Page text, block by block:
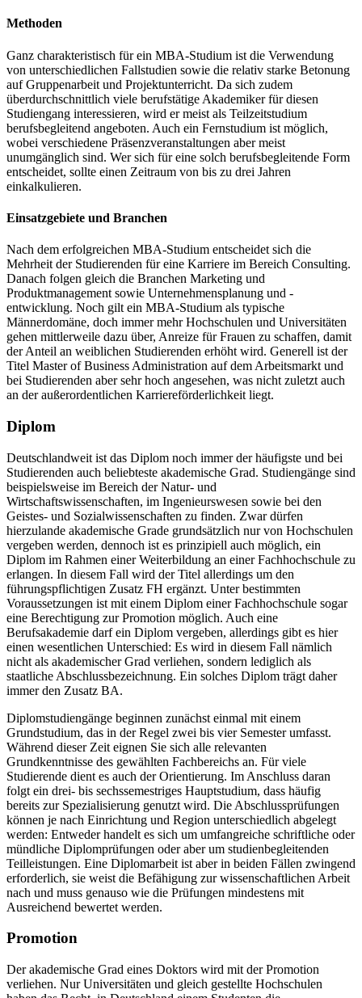
Methoden
Ganz charakteristisch für ein MBA-Studium ist die Verwendung
von unterschiedlichen Fallstudien sowie die relativ starke Betonung
auf Gruppenarbeit und Projektunterricht. Da sich zudem
überdurchschnittlich viele berufstätige Akademiker für diesen
Studiengang interessieren, wird er meist als Teilzeitstudium
berufsbegleitend angeboten. Auch ein Fernstudium ist möglich,
wobei verschiedene Präsenzveranstaltungen aber meist
unumgänglich sind. Wer sich für eine solch berufsbegleitende Form
entscheidet, sollte einen Zeitraum von bis zu drei Jahren
einkalkulieren.
Einsatzgebiete und Branchen
Nach dem erfolgreichen MBA-Studium entscheidet sich die
Mehrheit der Studierenden für eine Karriere im Bereich Consulting.
Danach folgen gleich die Branchen Marketing und
Produktmanagement sowie Unternehmensplanung und -
entwicklung. Noch gilt ein MBA-Studium als typische
Männerdomäne, doch immer mehr Hochschulen und Universitäten
gehen mittlerweile dazu über, Anreize für Frauen zu schaffen, damit
der Anteil an weiblichen Studierenden erhöht wird. Generell ist der
Titel Master of Business Administration auf dem Arbeitsmarkt und
bei Studierenden aber sehr hoch angesehen, was nicht zuletzt auch
an der außerordentlichen Karriereförderlichkeit liegt.
Diplom
Deutschlandweit ist das Diplom noch immer der häufigste und bei
Studierenden auch beliebteste akademische Grad. Studiengänge sind
beispielsweise im Bereich der Natur- und
Wirtschaftswissenschaften, im Ingenieurswesen sowie bei den
Geistes- und Sozialwissenschaften zu finden. Zwar dürfen
hierzulande akademische Grade grundsätzlich nur von Hochschulen
vergeben werden, dennoch ist es prinzipiell auch möglich, ein
Diplom im Rahmen einer Weiterbildung an einer Fachhochschule zu
erlangen. In diesem Fall wird der Titel allerdings um den
führungspflichtigen Zusatz FH ergänzt. Unter bestimmten
Voraussetzungen ist mit einem Diplom einer Fachhochschule sogar
eine Berechtigung zur Promotion möglich. Auch eine
Berufsakademie darf ein Diplom vergeben, allerdings gibt es hier
einen wesentlichen Unterschied: Es wird in diesem Fall nämlich
nicht als akademischer Grad verliehen, sondern lediglich als
staatliche Abschlussbezeichnung. Ein solches Diplom trägt daher
immer den Zusatz BA.
Diplomstudiengänge beginnen zunächst einmal mit einem
Grundstudium, das in der Regel zwei bis vier Semester umfasst.
Während dieser Zeit eignen Sie sich alle relevanten
Grundkenntnisse des gewählten Fachbereichs an. Für viele
Studierende dient es auch der Orientierung. Im Anschluss daran
folgt ein drei- bis sechssemestriges Hauptstudium, dass häufig
bereits zur Spezialisierung genutzt wird. Die Abschlussprüfungen
können je nach Einrichtung und Region unterschiedlich abgelegt
werden: Entweder handelt es sich um umfangreiche schriftliche oder
mündliche Diplomprüfungen oder aber um studienbegleitenden
Teilleistungen. Eine Diplomarbeit ist aber in beiden Fällen zwingend
erforderlich, sie weist die Befähigung zur wissenschaftlichen Arbeit
nach und muss genauso wie die Prüfungen mindestens mit
Ausreichend bewertet werden.
Promotion
Der akademische Grad eines Doktors wird mit der Promotion
verliehen. Nur Universitäten und gleich gestellte Hochschulen